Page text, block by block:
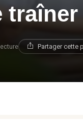
traîner
Partager cette